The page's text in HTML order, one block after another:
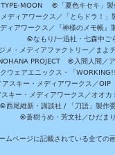
MOON ©「夏色キセキ」製
ディアワークス／「とらドラ！
ィアワークス／『神様のメモ帳
©なもり/一迅社・七森中
メ・メディアファクトリー／ま
PROJECT ©入間人間／ア
ウェアエニックス・「
スキー・メディアワークス／
キー・メディアワークス／オオ
©西尾維新・講談社 / 「刀語」製作
©蒼樹うめ・芳文社／ひだま
ムページに記載されている全ての